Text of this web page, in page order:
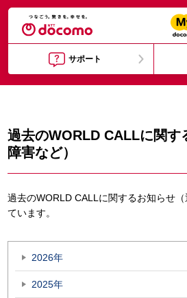
サポート
過去のWORLD CALLに関す
障害など）
過去のWORLD CALLに関するお知らせ
ています。
2026年
2025年